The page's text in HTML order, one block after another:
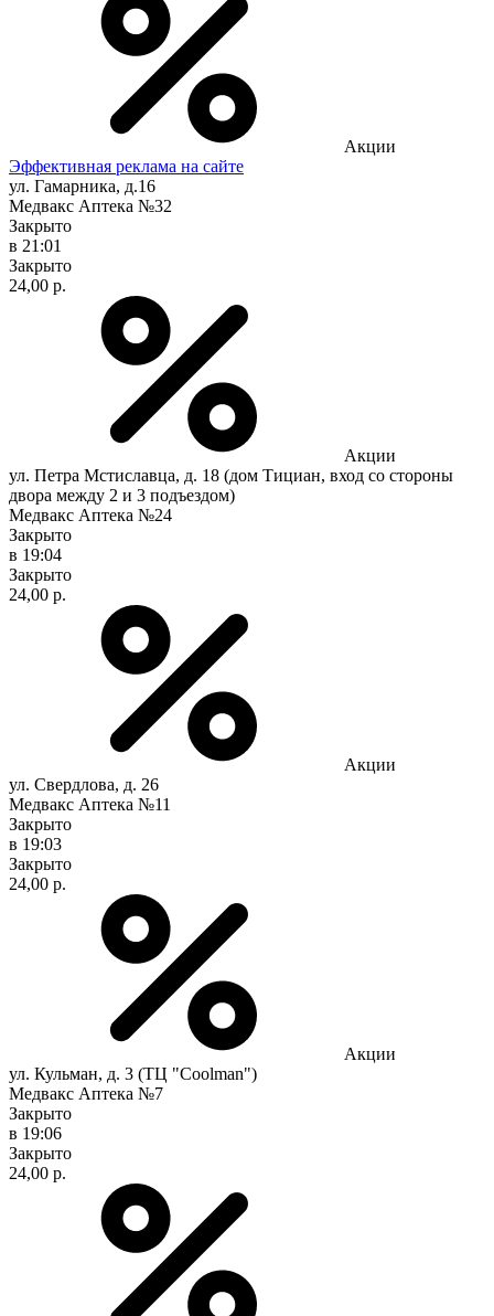
Акции
Эффективная реклама на сайте
ул. Гамарника, д.16
Медвакс Аптека №32
Закрыто
в 21:01
Закрыто
24,00 р.
Акции
ул. Петра Мстиславца, д. 18 (дом Тициан, вход со стороны
двора между 2 и 3 подъездом)
Медвакс Аптека №24
Закрыто
в 19:04
Закрыто
24,00 р.
Акции
ул. Свердлова, д. 26
Медвакс Аптека №11
Закрыто
в 19:03
Закрыто
24,00 р.
Акции
ул. Кульман, д. 3 (ТЦ "Coolman")
Медвакс Аптека №7
Закрыто
в 19:06
Закрыто
24,00 р.